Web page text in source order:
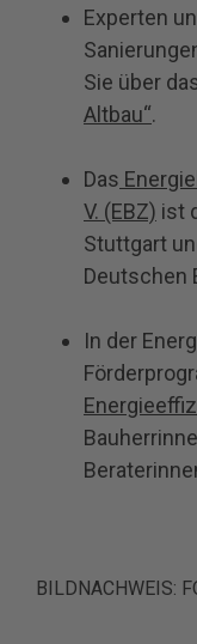
Experten
Sie über
Altbau“.
Das
V. (EBZ) ist
Stuttgart
Deutschen
In der
BILDNACHWEIS: